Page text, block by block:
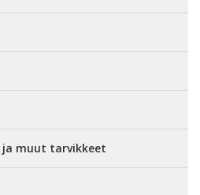
ja muut tarvikkeet